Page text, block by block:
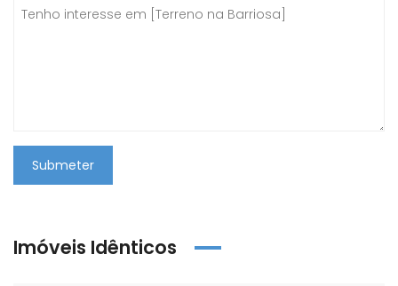
Submeter
Imóveis Idênticos